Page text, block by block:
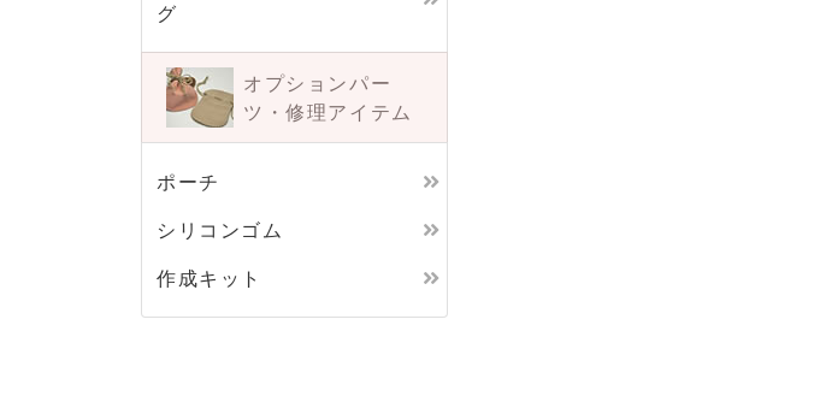
グ
オプションパー
ツ・修理アイテム
ポーチ
シリコンゴム
作成キット